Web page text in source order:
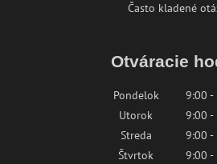
Často kladené
Otváracie
Pondelok
9:00 -
Utorok
9:00 -
Streda
9:00 -
Štvrtok
9:00 -